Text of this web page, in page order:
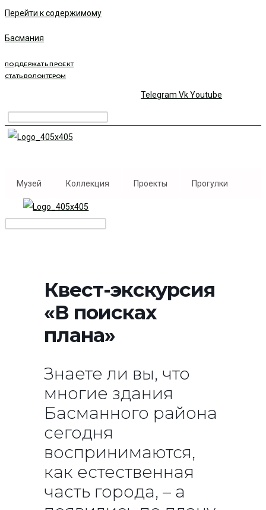
Перейти к содержимому
Басмания
ПОДДЕРЖАТЬ ПРОЕКТ
СТАТЬ ВОЛОНТЕРОМ
Telegram VkYoutube
Музей Коллекция Проекты Прогулки
Квест-экскурсия
«В поисках
плана»
Знаете ли вы, что
многие здания
Басманного района
сегодня
воспринимаются,
как естественная
часть города, – а